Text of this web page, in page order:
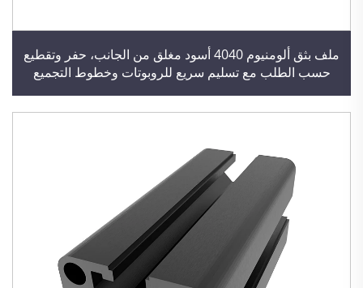
ملف بثق ألومنيوم 4040 أسود مغلق من الجانب، حفر وتقطيع
حسب الطلب مع تسليم سريع للروبوتات وخطوط التجميع